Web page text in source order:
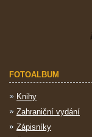
FOTOALBUM
Knihy
Zahraniční vydání
Zápisníky